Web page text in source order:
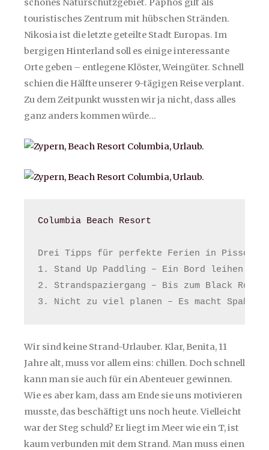
schönes Naturschutzgebiet. Paphos gilt als
touristisches Zentrum mit hübschen Stränden.
Nikosia ist die letzte geteilte Stadt Europas. Im
bergigen Hinterland soll es einige interessante
Orte geben – entlegene Klöster, Weingüter. Schnell
schien die Hälfte unserer 9-tägigen Reise verplant.
Zu dem Zeitpunkt wussten wir ja nicht, dass alles
ganz anders kommen würde…
Columbia Beach Resort
Drei Tipps für perfekte Ferien in
1. Stand Up Paddling – Ein Bord leihen und
2. Strandspaziergang – Bis zum Black
3. Nicht zu viel planen – Es macht Spaß,
Wir sind keine Strand-Urlauber. Klar, Benita, 11
Jahre alt, muss vor allem eins: chillen. Doch schnell
kann man sie auch für ein Abenteuer gewinnen.
Wie es aber kam, dass am Ende sie uns motivieren
musste, das beschäftigt uns noch heute. Vielleicht
war der Steg schuld? Er liegt im Meer wie ein T, ist
kaum verbunden mit dem Strand. Man muss einen